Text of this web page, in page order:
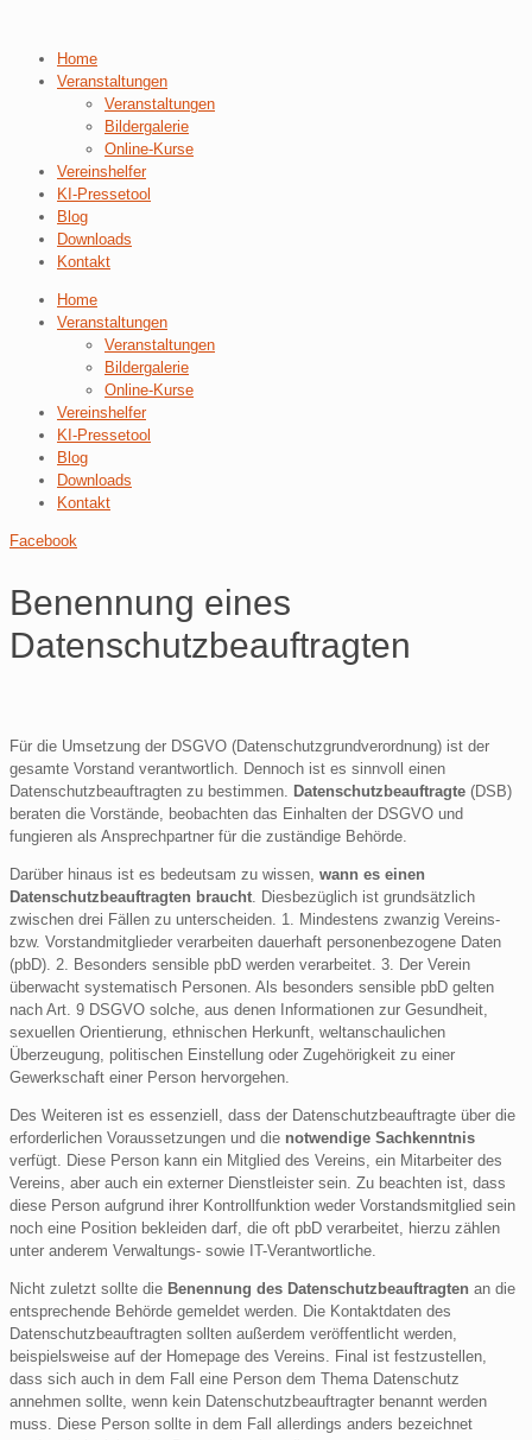
Home
Veranstaltungen
Veranstaltungen
Bildergalerie
Online-Kurse
Vereinshelfer
KI-Pressetool
Blog
Downloads
Kontakt
Home
Veranstaltungen
Veranstaltungen
Bildergalerie
Online-Kurse
Vereinshelfer
KI-Pressetool
Blog
Downloads
Kontakt
Facebook
Benennung eines
Datenschutzbeauftragten
Für die Umsetzung der DSGVO (Datenschutzgrundverordnung) ist der
gesamte Vorstand verantwortlich. Dennoch ist es sinnvoll einen
Datenschutzbeauftragten zu bestimmen.
Datenschutzbeauftragte (DSB)
beraten die Vorstände, beobachten das Einhalten der DSGVO und
fungieren als Ansprechpartner für die zuständige Behörde.
Darüber hinaus ist es bedeutsam zu wissen, wann es einen
Datenschutzbeauftragten braucht . Diesbezüglich ist grundsätzlich
zwischen drei Fällen zu unterscheiden. 1. Mindestens zwanzig Vereins-
bzw. Vorstandmitglieder verarbeiten dauerhaft personenbezogene Daten
(pbD). 2. Besonders sensible pbD werden verarbeitet. 3. Der Verein
überwacht systematisch Personen. Als besonders sensible pbD gelten
nach Art. 9 DSGVO solche, aus denen Informationen zur Gesundheit,
sexuellen Orientierung, ethnischen Herkunft, weltanschaulichen
Überzeugung, politischen Einstellung oder Zugehörigkeit zu einer
Gewerkschaft einer Person hervorgehen.
Des Weiteren ist es essenziell, dass der Datenschutzbeauftragte über die
erforderlichen Voraussetzungen und die notwendige Sachkenntnis
verfügt. Diese Person kann ein Mitglied des Vereins, ein Mitarbeiter des
Vereins, aber auch ein externer Dienstleister sein. Zu beachten ist, dass
diese Person aufgrund ihrer Kontrollfunktion weder Vorstandsmitglied sein
noch eine Position bekleiden darf, die oft pbD verarbeitet, hierzu zählen
unter anderem Verwaltungs- sowie IT-Verantwortliche.
Nicht zuletzt sollte die Benennung des Datenschutzbeauftragten an die
entsprechende Behörde gemeldet werden. Die Kontaktdaten des
Datenschutzbeauftragten sollten außerdem veröffentlicht werden,
beispielsweise auf der Homepage des Vereins. Final ist festzustellen,
dass sich auch in dem Fall eine Person dem Thema Datenschutz
annehmen sollte, wenn kein Datenschutzbeauftragter benannt werden
muss. Diese Person sollte in dem Fall allerdings anders bezeichnet